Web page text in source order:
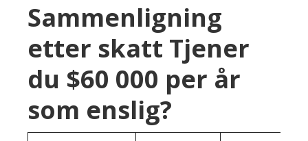
Sammenligning
etter skatt Tjener
du $60 000 per år
som enslig?